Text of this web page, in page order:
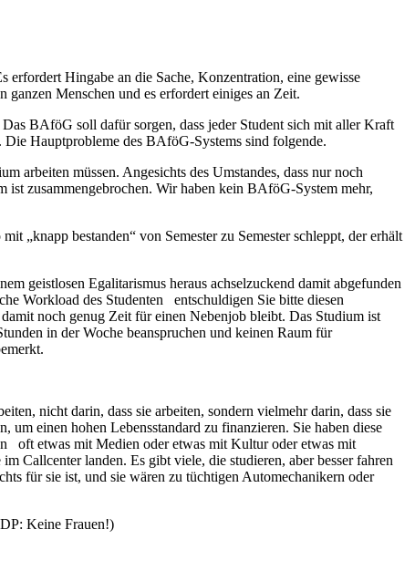
erfordert Hingabe an die Sache, Konzentration, eine gewisse
Menschen und es erfordert einiges an Zeit.
BAföG soll dafür sorgen, dass jeder Student sich mit aller Kraft
Hauptprobleme des BAföG-Systems sind folgende.
arbeiten müssen. Angesichts des Umstandes, dass nur noch
ist zusammengebrochen. Wir haben kein BAföG-System mehr,
„knapp bestanden“ von Semester zu Semester schleppt, der erhält
geistlosen Egalitarismus heraus achselzuckend damit abgefunden
Workload des Studenten entschuldigen Sie bitte diesen
noch genug Zeit für einen Nebenjob bleibt. Das Studium ist
in der Woche beanspruchen und keinen Raum für
nicht darin, dass sie arbeiten, sondern vielmehr darin, dass sie
um einen hohen Lebensstandard zu finanzieren. Sie haben diese
oft etwas mit Medien oder etwas mit Kultur oder etwas mit
Callcenter landen. Es gibt viele, die studieren, aber besser fahren
für sie ist, und sie wären zu tüchtigen Automechanikern oder
Keine Frauen!)